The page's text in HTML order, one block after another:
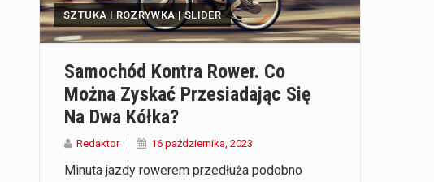
SZTUKA I ROZRYWKA | SLIDER
Samochód Kontra Rower. Co
Można Zyskać Przesiadając Się
Na Dwa Kółka?
Redaktor 16 października, 2023
Minuta jazdy rowerem przedłuża podobno